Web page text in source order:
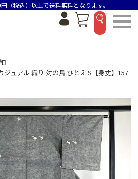
（税込）以上で送料無料となります。
紬
ジュアル 織り 対の鳥 ひとえ S【身丈】157